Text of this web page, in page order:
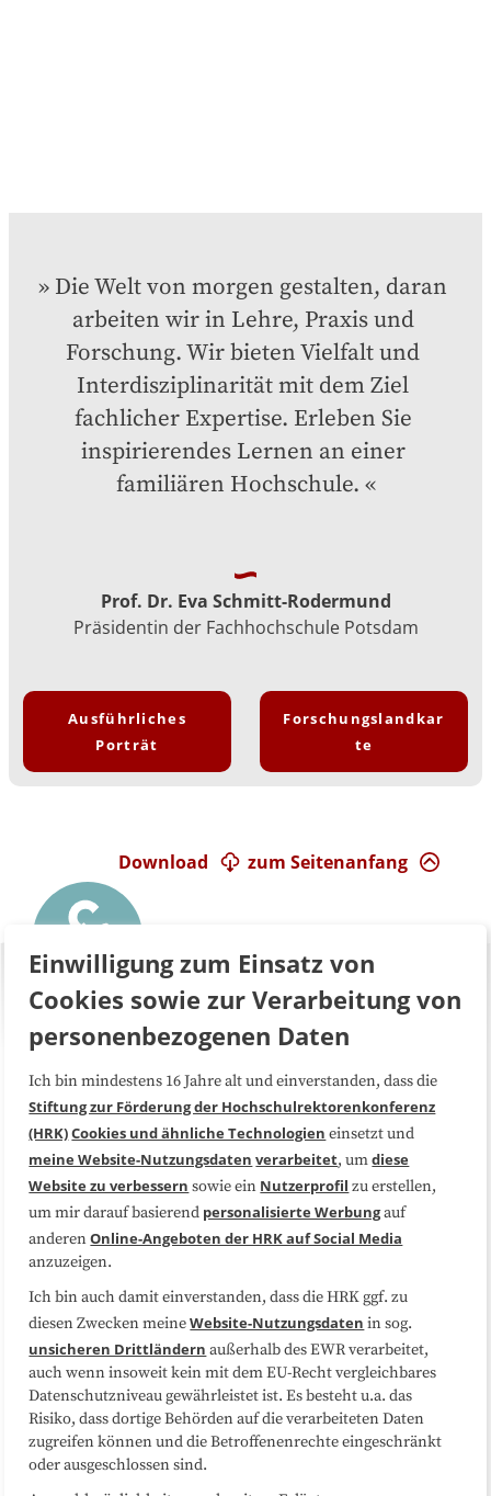
Die Welt von morgen gestalten, daran
arbeiten wir in Lehre, Praxis und
Forschung. Wir bieten Vielfalt und
Interdisziplinarität mit dem Ziel
fachlicher Expertise. Erleben Sie
inspirierendes Lernen an einer
familiären Hochschule.
Prof. Dr. Eva Schmitt-Rodermund
Präsidentin der Fachhochschule Potsdam
Ausführliches
Porträt
Forschungslandkar
te
zum Seitenanfang
Download
Über uns FAQ
Medienarbeit Kooperationen
Datenschutzerklärung Impressum
Sitemap
Folgen Sie uns
Einwilligung zum Einsatz von
Cookies sowie zur Verarbeitung von
personenbezogenen Daten
Ich bin mindestens 16 Jahre alt und einverstanden, dass die
Stiftung zur Förderung der Hochschulrektorenkonferenz
(HRK)Cookies und ähnliche Technologien einsetzt und
meine Website-Nutzungsdaten verarbeitet, umdiese
Website zu verbessern sowie ein Nutzerprofil zu erstellen,
um mir darauf basierend personalisierte Werbungauf
anderenOnline-Angeboten der HRK auf Social Media
anzuzeigen.
Ich bin auch damit einverstanden, dass die HRK ggf. zu
diesen Zwecken meineWebsite-Nutzungsdaten in sog.
unsicheren Drittländern außerhalb des EWR verarbeitet,
auch wenn insoweit kein mit dem EU-Recht vergleichbares
Datenschutzniveau gewährleistet ist. Es besteht u.a. das
Risiko, dass dortige Behörden auf die verarbeiteten Daten
zugreifen können und die Betroffenenrechte eingeschränkt
oder ausgeschlossen sind.